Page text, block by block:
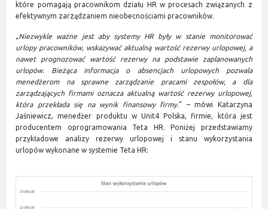
które pomagają pracownikom działu HR w procesach związanych z
efektywnym zarządzaniem nieobecnościami pracowników.
„Niezwykle ważne jest aby systemy HR były w stanie monitorować
urlopy pracowników, wskazywać aktualną wartość rezerwy urlopowej, a
nawet prognozować wartość rezerwy na podstawie zaplanowanych
urlopów. Bieżąca informacja o absencjach urlopowych pozwala
menedżerom na sprawne zarządzanie pracami zespołów, a dla
zarządzających firmami oznacza aktualną wartość rezerwy urlopowej,
która przekłada się na wynik finansowy firmy.” – mówi Katarzyna
Jaśniewicz, menedżer produktu w Unit4 Polska, firmie, która jest
producentem oprogramowania Teta HR. Poniżej przedstawiamy
przykładowe analizy rezerwy urlopowej i stanu wykorzystania
urlopów wykonane w systemie Teta HR: